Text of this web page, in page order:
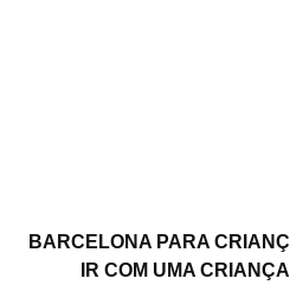
BARCELONA PARA
IR COM UMA